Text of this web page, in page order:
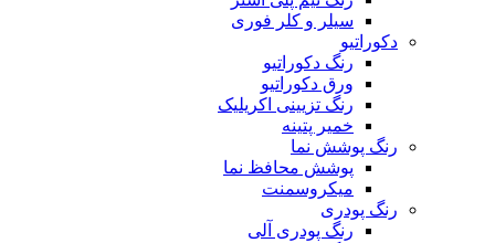
سیلر و کلر فوری
دکوراتیو
رنگ دکوراتیو
ورق دکوراتیو
رنگ تزیینی اکریلیک
خمیر پتینه
رنگ پوشش نما
پوشش محافظ نما
میکروسمنت
رنگ پودری
رنگ پودری آلی